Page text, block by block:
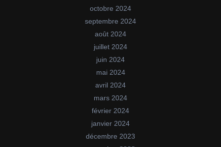
octobre 2024
septembre 2024
août 2024
juillet 2024
juin 2024
mai 2024
avril 2024
mars 2024
février 2024
janvier 2024
décembre 2023